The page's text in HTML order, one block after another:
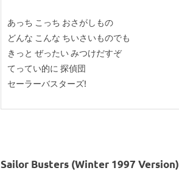
あっち こっち おさがしもの
どんな こんな ちいさいものでも
きっと ぜったい みつけだすぞ
てってい的に 探偵団
セーラーバスターズ!
Sailor Busters (Winter 1997 Version)